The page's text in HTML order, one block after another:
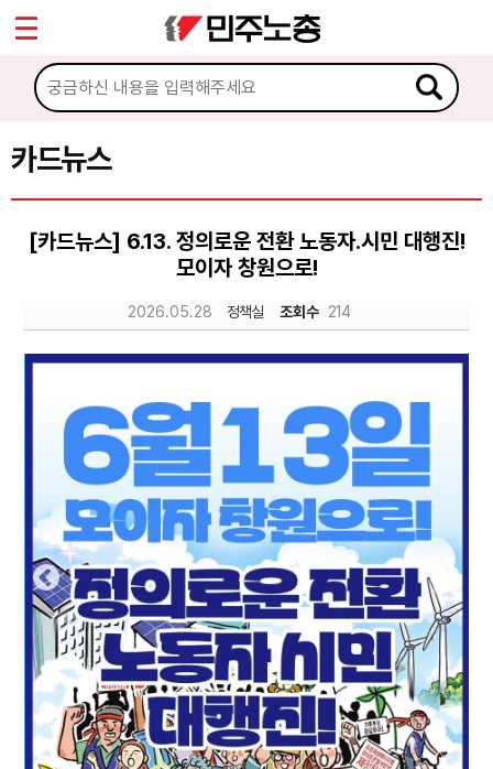
카드뉴스
[카드뉴스] 6.13. 정의로운 전환 노동자.시민 대행진!
모이자 창원으로!
2026.05.28 정책실 조회수 214
Prev
ious
Nex
t
마이페이지
소개
소식
문서자료
미디어자료
카드뉴스
부설기관
업무
Sketchbook5, 스케치북5
Sketchbook5, 스케치북5